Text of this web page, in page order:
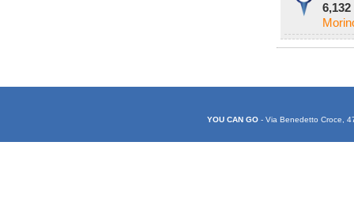
6,132
YOU CAN GO - Via Benedetto Croce,